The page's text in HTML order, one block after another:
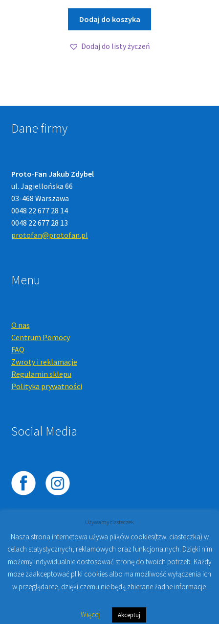
Dodaj do koszyka
Dodaj do listy życzeń
Dane firmy
Proto-Fan Jakub Zdybel
ul. Jagiellońska 66
03-468 Warszawa
0048 22 677 28 14
0048 22 677 28 13
protofan@protofan.pl
Menu
O nas
Centrum Pomocy
FAQ
Zwroty i reklamacje
Regulamin sklepu
Polityka prywatności
Social Media
© 2023PROTO-FAN | Sklep Stomatologiczny Online i
Kursy Online Warszawa- Sklep stomatologiczny w
Warszawie | Jakub Zdybel Proto-Fan
Używamy ciasteczek
Nasza strona internetowa używa plików cookies(tzw. ciasteczka) w
celach statystycznych, reklamowych oraz funkcjonalnych. Dzięki nim
możemy indywidualnie dostosować stronę do twoich potrzeb. Każdy
może zaakceptować pliki cookies albo ma możliwość wyłączenia ich
w przeglądarce, dzięki czemu nie będą zbierane żadne informacje.
Więcej Akceptuj